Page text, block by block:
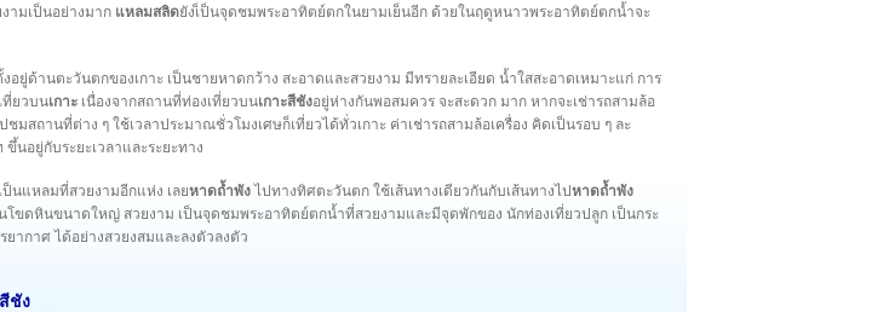
ามเป็นอย่างมาก แหลมสลิดยังเ็ป็นจุดชมพระอาทิตย์ตกในยามเย็นอีก ด้วยในฤดูหนาวพระอาทิตย์ตกน้ำจะ
งอยู่ด้านตะวันตกของเกาะ เป็นชายหาดกว้าง สะอาดและสวยงาม มีทรายละเอียด น้ำใสสะอาดเหมาะแก่ การ
ที่ยวบนเกาะ เนื่องจากสถานที่ท่องเที่ยวบนเกาะสีชังอยู่ห่างกันพอสมควร จะสะดวก มาก หากจะเช่ารถสามล้อ
ปชมสถานที่ต่าง ๆ ใช้เวลาประมาณชั่วโมงเศษก็เที่ยวได้ทั่วเกาะ ค่าเช่ารถสามล้อเครื่อง คิดเป็นรอบ ๆ ละ
นอยู่กับระยะเวลาและระยะทาง
เป็นแหลมที่สวยงามอีกแห่ง เลยหาดถ้ำพัง ไปทางทิศตะวันตก ใช้เส้นทางเดียวกันกับเส้นทางไปหาดถ้ำพัง
นโขดหินขนาดใหญ่ สวยงาม เป็นจุดชมพระอาทิตย์ตกน้ำที่สวยงามและมีจุดพักของ นักท่องเที่ยวปลูก เป็นกระ
ยากาศ ได้อย่างสวยงสมและลงตัวลงตัว
ชัง